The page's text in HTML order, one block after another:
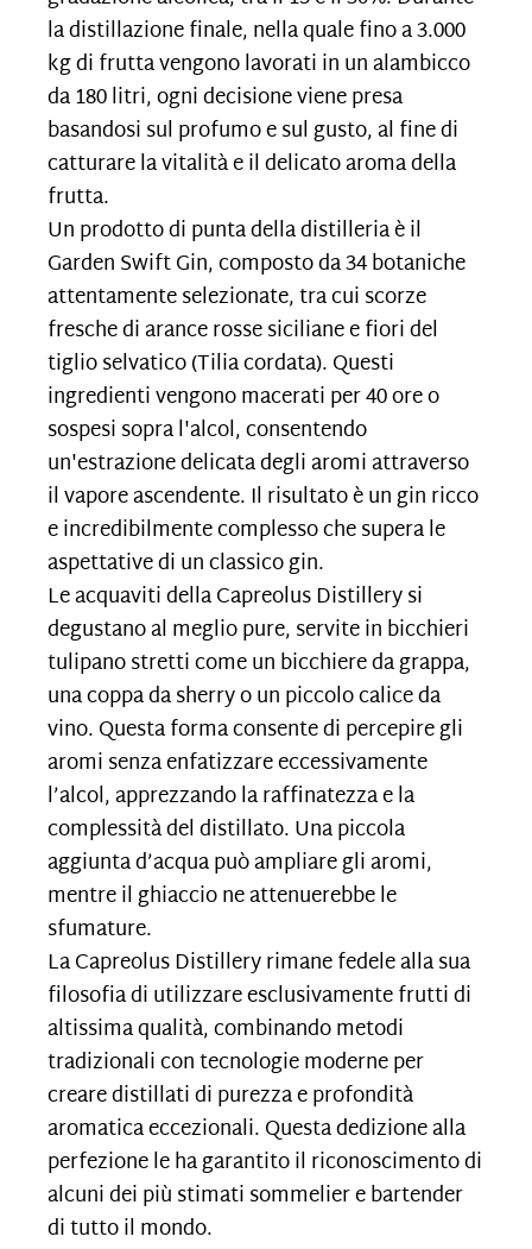
la distillazione finale, nella quale fino a 3.000
kg di frutta vengono lavorati in un alambicco
da 180 litri, ogni decisione viene presa
basandosi sul profumo e sul gusto, al fine di
catturare la vitalità e il delicato aroma della
frutta.
Un prodotto di punta della distilleria è il
Garden Swift Gin, composto da 34 botaniche
attentamente selezionate, tra cui scorze
fresche di arance rosse siciliane e fiori del
tiglio selvatico (Tilia cordata). Questi
ingredienti vengono macerati per 40 ore o
sospesi sopra l'alcol, consentendo
un'estrazione delicata degli aromi attraverso
il vapore ascendente. Il risultato è un gin ricco
e incredibilmente complesso che supera le
aspettative di un classico gin.
Le acquaviti della Capreolus Distillery si
degustano al meglio pure, servite in bicchieri
tulipano stretti come un bicchiere da grappa,
una coppa da sherry o un piccolo calice da
vino. Questa forma consente di percepire gli
aromi senza enfatizzare eccessivamente
l’alcol, apprezzando la raffinatezza e la
complessità del distillato. Una piccola
aggiunta d’acqua può ampliare gli aromi,
mentre il ghiaccio ne attenuerebbe le
sfumature.
La Capreolus Distillery rimane fedele alla sua
filosofia di utilizzare esclusivamente frutti di
altissima qualità, combinando metodi
tradizionali con tecnologie moderne per
creare distillati di purezza e profondità
aromatica eccezionali. Questa dedizione alla
perfezione le ha garantito il riconoscimento di
alcuni dei più stimati sommelier e bartender
di tutto il mondo.